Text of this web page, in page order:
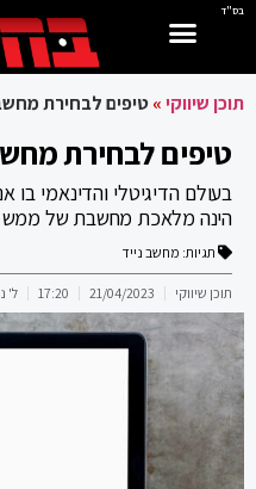
בס"ד
תוכן שיווקי»טיפים לבחירת
טיפים לבחירת
בעולם הדיגיטלי והדינאמי בו
הינה מלאכת מחשבת של ממש
תגיות: מחשב נייד
תוכן שיווקי 21/04/2023
17:20 ל'